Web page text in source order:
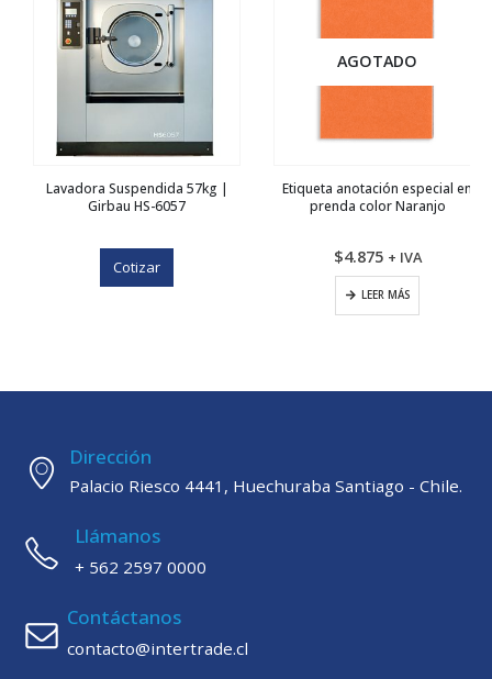
Lavadora Suspendida 57kg |
Girbau HS-6057
Cotizar
AGOTADO
Etiqueta anotación especial en
prenda color Naranjo
4.875 + IVA
LEER MÁS
Dirección
Palacio Riesco 4441, Huechuraba Santiago - Chile.
Llámanos
+ 562 2597 0000
Contáctanos
contacto@intertrade.cl